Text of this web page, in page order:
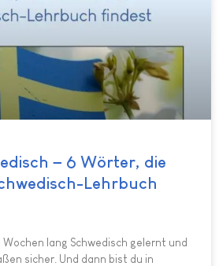
– 6 Wörter, die
Lehrbuch
lang Schwedisch gelernt und
sicher. Und dann bist du in